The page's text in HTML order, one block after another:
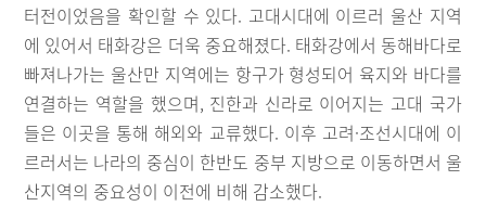
터전이었음을 확인할 수 있다. 고대시대에 이르러 울산 지역
에 있어서 태화강은 더욱 중요해졌다. 태화강에서 동해바다로
빠져나가는 울산만 지역에는 항구가 형성되어 육지와 바다를
연결하는 역할을 했으며, 진한과 신라로 이어지는 고대 국가
들은 이곳을 통해 해외와 교류했다. 이후 고려·조선시대에 이
르러서는 나라의 중심이 한반도 중부 지방으로 이동하면서 울
산지역의 중요성이 이전에 비해 감소했다.